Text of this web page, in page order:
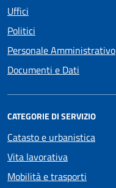
Uffici
Politici
Personale Amministrativo
Documenti e Dati
CATEGORIE DI SERVIZIO
Catasto e urbanistica
Vita lavorativa
Mobilità e trasporti